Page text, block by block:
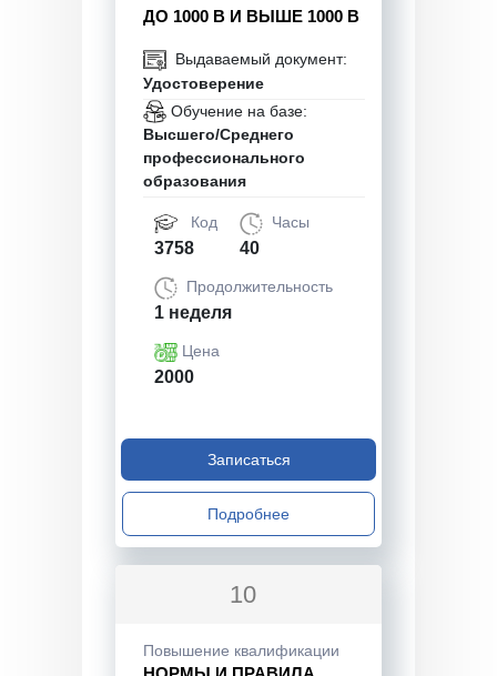
ДО 1000 В И ВЫШЕ 1000 В
Выдаваемый документ:
Удостоверение
Обучение на базе:
Высшего/Среднего
профессионального
образования
Код
3758
Часы
40
Продолжительность
1 неделя
Цена
2000
Записаться
Подробнее
10
Повышение квалификации